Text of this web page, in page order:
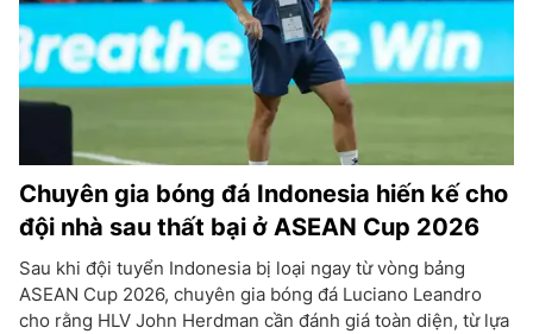
Chuyên gia bóng đá Indonesia hiến kế cho
đội nhà sau thất bại ở ASEAN Cup 2026
Sau khi đội tuyển Indonesia bị loại ngay từ vòng bảng
ASEAN Cup 2026, chuyên gia bóng đá Luciano Leandro
cho rằng HLV John Herdman cần đánh giá toàn diện, từ lựa